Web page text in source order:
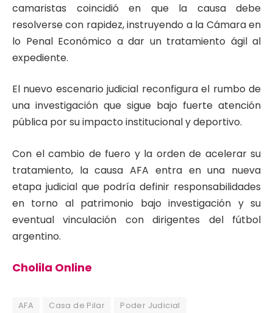
camaristas coincidió en que la causa debe
resolverse con rapidez, instruyendo a la Cámara en
lo Penal Económico a dar un tratamiento ágil al
expediente.
El nuevo escenario judicial reconfigura el rumbo de
una investigación que sigue bajo fuerte atención
pública por su impacto institucional y deportivo.
Con el cambio de fuero y la orden de acelerar su
tratamiento, la causa AFA entra en una nueva
etapa judicial que podría definir responsabilidades
en torno al patrimonio bajo investigación y su
eventual vinculación con dirigentes del fútbol
argentino.
Cholila Online
AFA Casa de Pilar Poder Judicial